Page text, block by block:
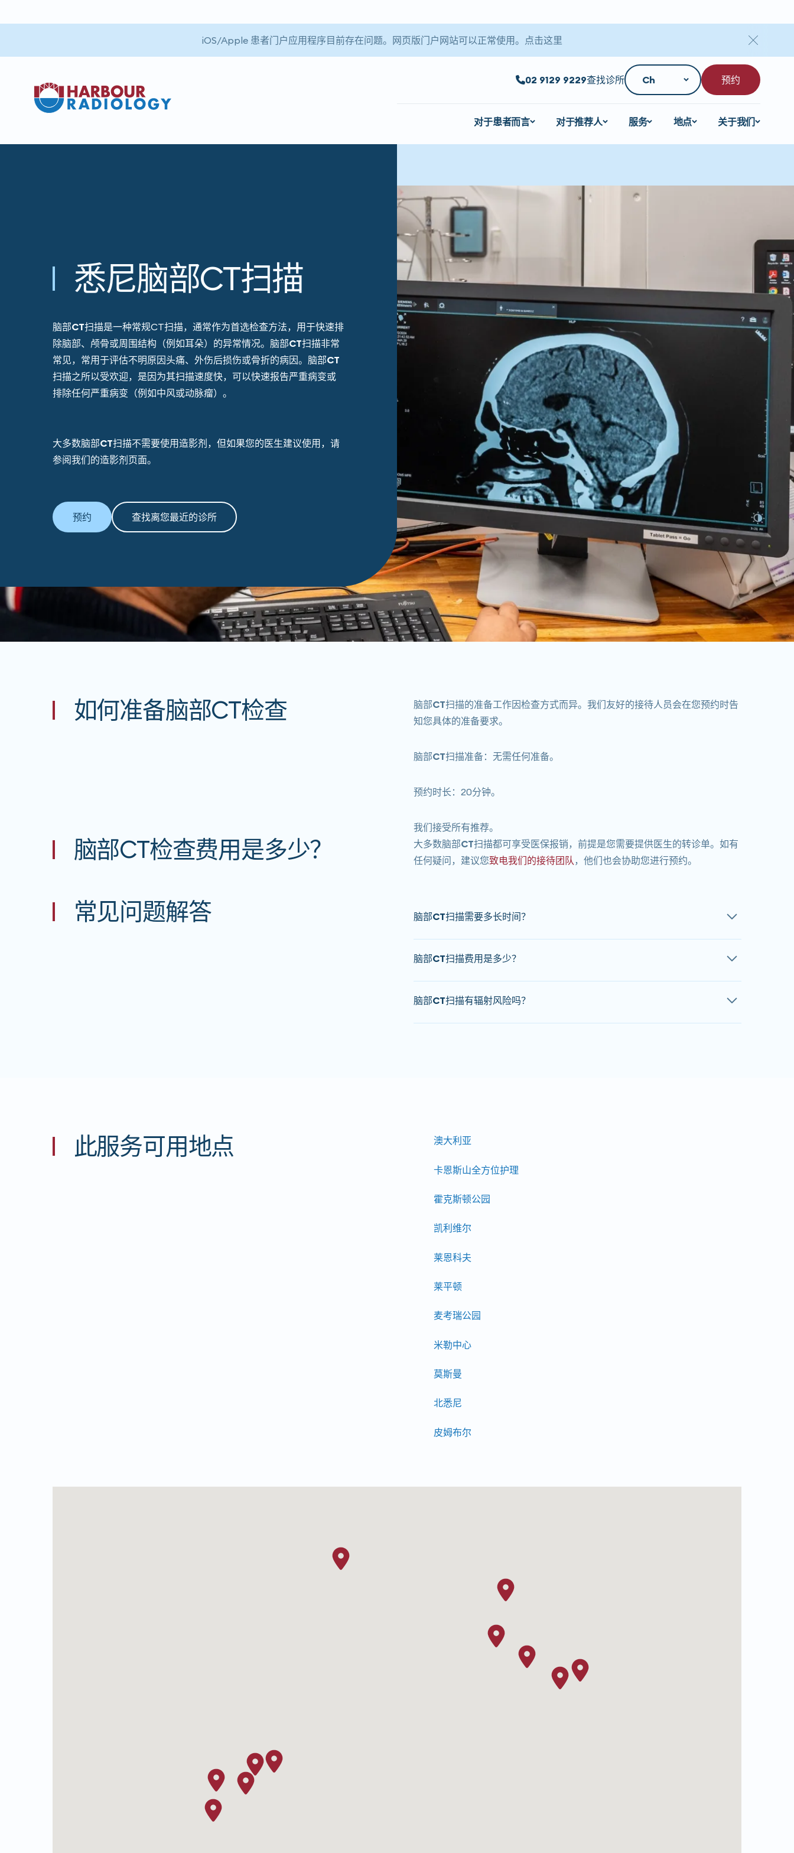
02 9129 9229查找诊所 预约
对于患者而言 对于推荐人 服务 地点 关于我们
悉尼脑部CT扫描
脑部CT扫描是一种常规CT扫描，通常作为首选检查方法，用于快速排
除脑部、颅骨或周围结构（例如耳朵）的异常情况。 脑部CT扫描非常
常见，常用于评估不明原因头痛、外伤后损伤或骨折的病因。 脑部CT
扫描之所以受欢迎，是因为其扫描速度快，可以快速报告严重病变或
排除任何严重病变（例如中风或动脉瘤）。
大多数脑部CT扫描不需要使用造影剂，但如果您的医生建议使用，请
参阅我们的造影剂页面。
预约 查找离您最近的诊所
如何准备脑部CT检查 脑部CT扫描的准备工作因检查方式而异。我们友好的接待人员会在您预约时告
知您具体的准备要求。
脑部CT扫描准备：无需任何准备。
预约时长：20分钟。
我们接受所有推荐。
脑部CT检查费用是多少？ 大多数脑部CT扫描都可享受医保报销，前提是您需要提供医生的转诊单。如有
任何疑问，建议您致电我们的接待团队 ，他们也会协助您进行预约。
常见问题解答 脑部CT扫描需要多长时间？
时，请咨询我们的接待人员，以便获得准确的检查时间。
脑部CT扫描费用是多少？
任何疑问，建议您致电我们的接待团队，他们也会协助您进行预约。
脑部CT扫描有辐射风险吗？
请注意：只有医生（全科医生、专科医生等）才能转诊进行
我们无法提供辐射剂量的估算值，因为每个患者的剂量都是特定的，而且许多
此服务可用地点 澳大利亚
卡恩斯山全方位护理
霍克斯顿公园
凯利维尔
莱恩科夫
莱平顿
麦考瑞公园
米勒中心
莫斯曼
北悉尼
皮姆布尔
iOS/Apple 患者门户应用程序目前存在问题。网页版门户网站可以正常使用。 点击这里